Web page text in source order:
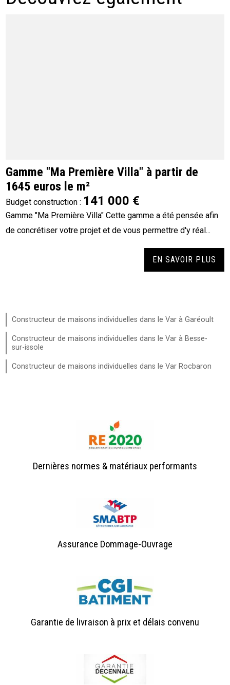
Gamme "Ma Première Villa" à partir de
1645 euros le m²
Budget construction : 141 000 €
Gamme "Ma Première Villa" Cette gamme a été pensée afin
de concrétiser votre projet et de vous permettre d'y réal...
EN SAVOIR PLUS
Constructeur de maisons individuelles dans le Var à Garéoult
Constructeur de maisons individuelles dans le Var à Besse-
sur-issole
Constructeur de maisons individuelles dans le Var Rocbaron
Dernières normes & matériaux performants
Assurance Dommage-Ouvrage
Garantie de livraison à prix et délais convenu